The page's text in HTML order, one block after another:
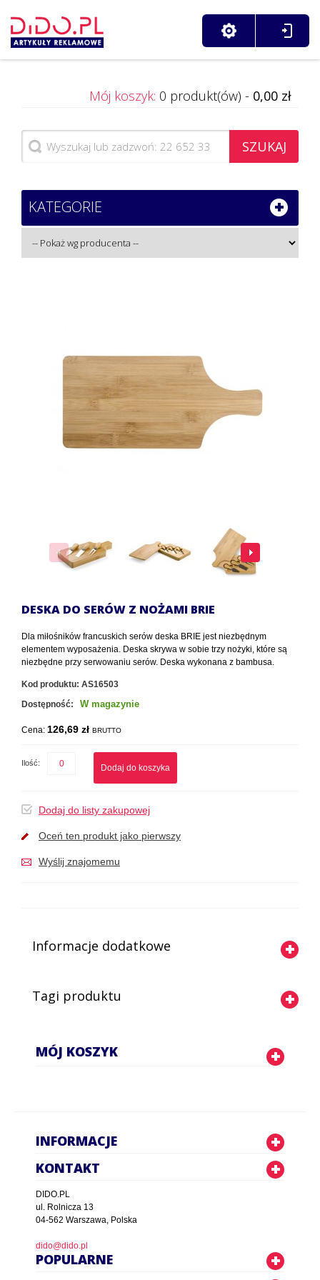
Mój koszyk: 0 produkt(ów) - 0,00 zł
SZUKAJ
KATEGORIE
DESKA DO SERÓW Z NOŻAMI BRIE
Dla miłośników francuskich serów deska BRIE jest niezbędnym
elementem wyposażenia. Deska skrywa w sobie trzy nożyki, które są
niezbędne przy serwowaniu serów. Deska wykonana z bambusa.
Kod produktu: AS16503
Dostępność:
W magazynie
Cena: 126,69 zł BRUTTO
Ilość: Dodaj do koszyka
Dodaj do listy zakupowej
Oceń ten produkt jako pierwszy
Wyślij znajomemu
Informacje dodatkowe
Tagi produktu
MÓJ KOSZYK
INFORMACJE
KONTAKT
DIDO.PL
ul. Rolnicza 13
04-562 Warszawa, Polska
dido@dido.pl
POPULARNE